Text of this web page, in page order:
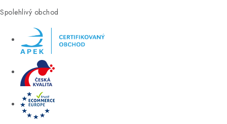
Spolehlivý obchod
Moje objednávka